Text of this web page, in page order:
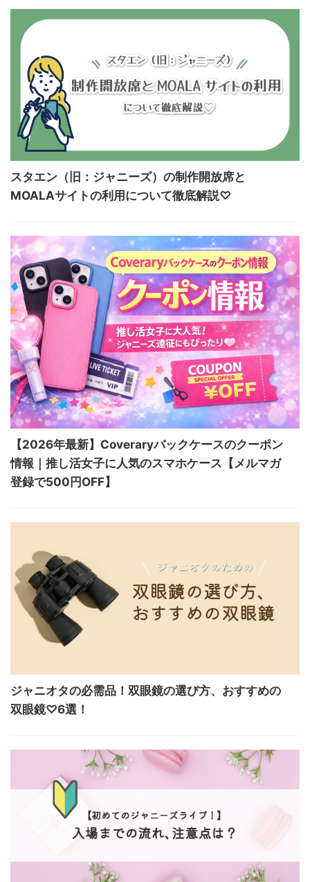
スタエン（旧：ジャニーズ）の制作開放席と
MOALAサイトの利用について徹底解説♡
【2026年最新】Coveraryバックケースのクーポン
情報｜推し活女子に人気のスマホケース【メルマガ
登録で500円OFF】
ジャニオタの必需品！双眼鏡の選び方、おすすめの
双眼鏡♡6選！